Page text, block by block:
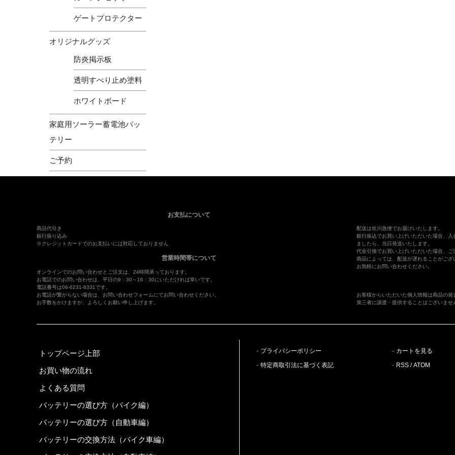
ゲートプロテクター
オリジナルグッズ
防炎掲示板
透明すべり止め塗料
ホワイトボード
家庭用ソーラー蓄電池バッ
テリー
ご予約
お支払について
商品代引き
銀行振り込み
※クレジットカードでのお支払いには対応しておりません
営業時間帯について
オンラインでのお問い合わせとご注文は、24時間承っております。
お電話でのお問い合わせは、平日の9：30～16：30にいただければ幸いです。
電話番号は06-6231-6331です。
お電話が繋がらない場合は、 お問い合わせフォームにてお問い合わせください。
お手数をかけますが、よろしくお願い申し上げます。
配送は佐川急便でお届けいたします。
銀行振込でお買い上げいただいた場合、
ましたら、当日発送いたします。
代金引換でお買い上げいただいた場合、ご
商品によっては、配送が遅れることがご
お気軽にお問い合わせください。
お客様からいただいた個人情報は商品の
第三者に譲渡・提供することはございませ
トップページ上部
お買い物の流れ
よくある質問
バッテリーの選び方（バイク編）
バッテリーの選び方（自動車編）
バッテリーの交換方法（バイク車編）
プライバシーポリシー
特定商取引法に基づく表記
カートを見る
RSS/ATOM